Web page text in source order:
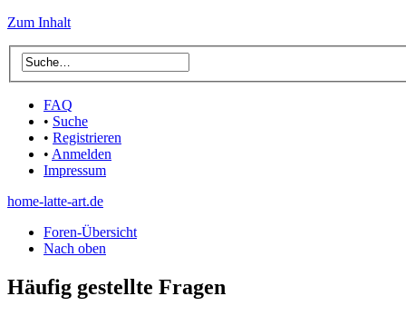
Zum Inhalt
FAQ
• Suche
• Registrieren
• Anmelden
Impressum
home-latte-art.de
Foren-Übersicht
Nach oben
Häufig gestellte Fragen